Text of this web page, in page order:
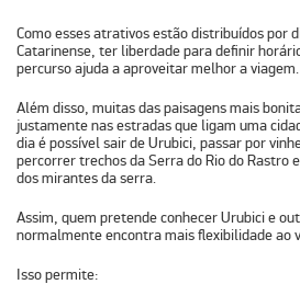
Como esses atrativos estão distribuídos por
Catarinense, ter liberdade para definir
percurso ajuda a aproveitar melhor a viagem.
Além disso, muitas das paisagens mais
justamente nasestradas que ligam uma
dia é possível sair de Urubici, passar por
percorrer trechos da Serra do Rio do Rastro
dos mirantes da serra.
Assim, quem pretende conhecer Urubici e
normalmente encontra mais flexibilidade ao
Isso permite: